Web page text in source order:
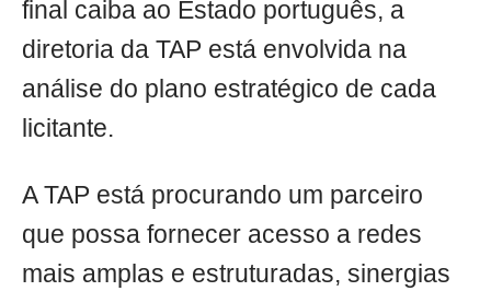
final caiba ao Estado português, a
diretoria da TAP está envolvida na
análise do plano estratégico de cada
licitante.
A TAP está procurando um parceiro
que possa fornecer acesso a redes
mais amplas e estruturadas, sinergias